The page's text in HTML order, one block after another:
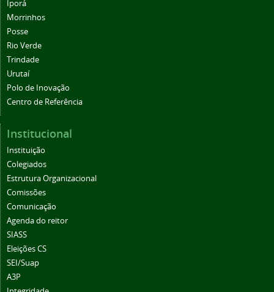
Iporá
Morrinhos
Posse
Rio Verde
Trindade
Urutaí
Polo de Inovação
Centro de Referência
Institucional
Instituição
Colegiados
Estrutura Organizacional
Comissões
Comunicação
Agenda do reitor
SIASS
Eleições CS
SEI/Suap
A3P